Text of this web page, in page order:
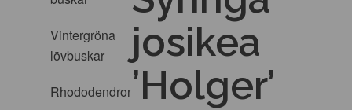
Vintergröna
lövbuskar
Rhododendron
josikea
’Holger’